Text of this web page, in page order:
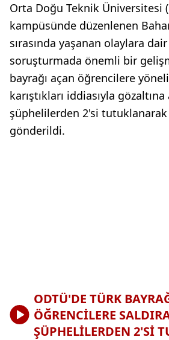
Orta Doğu Teknik Üniversitesi
kampüsünde düzenlenen
sırasında yaşanan olaylara
soruşturmada önemli bir
bayrağı açan öğrencilere
karıştıkları iddiasıyla gözaltına
şüphelilerden 2'si tutuklanarak
gönderildi.
ODTÜ'DE TÜRK
ÖĞRENCİLERE
ŞÜPHELİLERDEN 2'Sİ